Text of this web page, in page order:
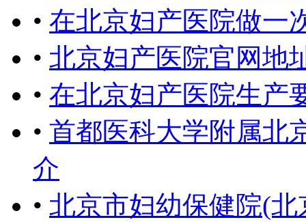
• 在北京妇产医院做一
• 北京妇产医院官网地
• 在北京妇产医院生产
• 首都医科大学附属北
介
• 北京市妇幼保健院(